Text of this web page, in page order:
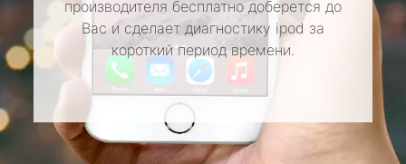
производителя бесплатно доберется до
Вас и сделает диагностику ipod за
короткий период времени.